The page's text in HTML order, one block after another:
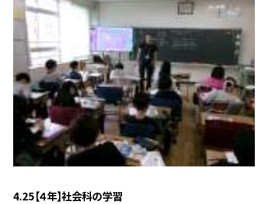
4.25【４年】社会科の学習